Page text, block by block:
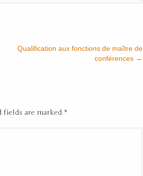
Qualification aux fonctions de maître de
conférences →
fields are marked *